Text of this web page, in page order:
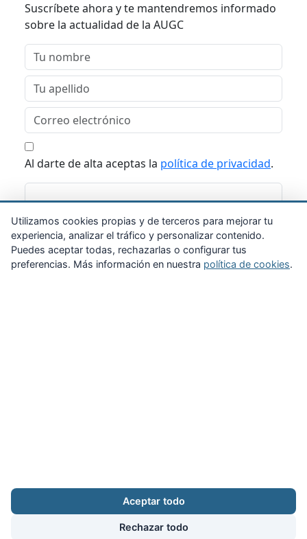
Suscríbete ahora y te mantendremos informado
sobre la actualidad de la AUGC
Al darte de alta aceptas la política de privacidad.
Suscribirme
Aviso legal · Cookies · Configurar cookies · Privacidad · Contacto
Calle Puerto Rico, 29 local C · 28016 Madrid
augc@augc.org
91 362 45 86
Utilizamos cookies propias y de terceros para mejorar tu
experiencia, analizar el tráfico y personalizar contenido.
Puedes aceptar todas, rechazarlas o configurar tus
preferencias. Más información en nuestra política de cookies.
Aceptar todo
Rechazar todo